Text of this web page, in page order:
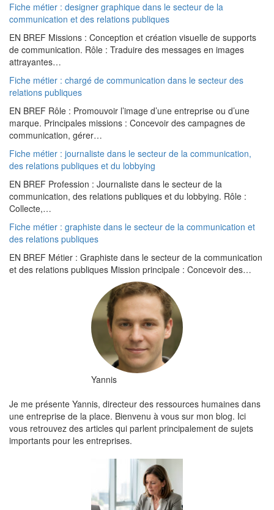
Fiche métier : designer graphique dans le secteur de la
communication et des relations publiques
EN BREF Missions : Conception et création visuelle de supports
de communication. Rôle : Traduire des messages en images
attrayantes…
Fiche métier : chargé de communication dans le secteur des
relations publiques
EN BREF Rôle : Promouvoir l’image d’une entreprise ou d’une
marque. Principales missions : Concevoir des campagnes de
communication, gérer…
Fiche métier : journaliste dans le secteur de la communication,
des relations publiques et du lobbying
EN BREF Profession : Journaliste dans le secteur de la
communication, des relations publiques et du lobbying. Rôle :
Collecte,…
Fiche métier : graphiste dans le secteur de la communication et
des relations publiques
EN BREF Métier : Graphiste dans le secteur de la communication
et des relations publiques Mission principale : Concevoir des…
Yannis
Je me présente Yannis, directeur des ressources humaines dans
une entreprise de la place. Bienvenu à vous sur mon blog. Ici
vous retrouvez des articles qui parlent principalement de sujets
importants pour les entreprises.